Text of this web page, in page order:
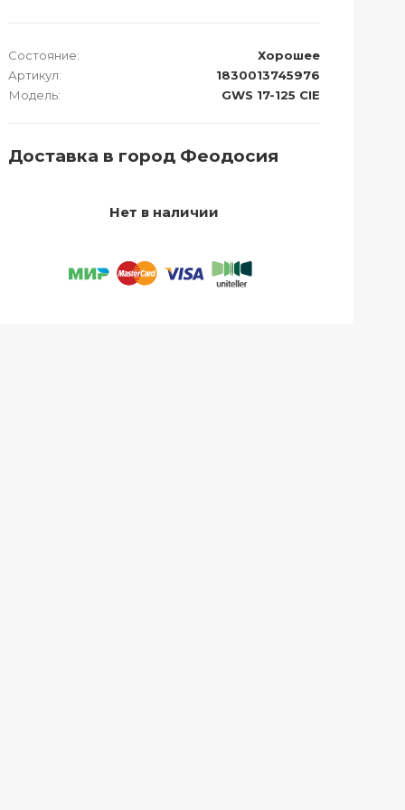
Состояние:
Хорошее
Артикул:
1830013745976
Модель:
GWS 17-125 CIE
Доставка в город Феодосия
Нет в наличии